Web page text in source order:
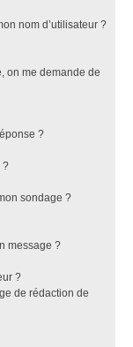
nom d’utilisateur ?
on me demande de
?
?
sondage ?
message ?
?
de rédaction de